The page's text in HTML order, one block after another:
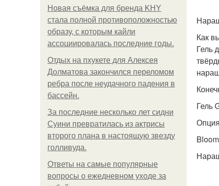
Новая съёмка для бренда KHY
стала полной противоположностью
образу, с которым кайли
ассоциировалась последние годы.
Отдых на пхукете для Алексея
Долматова закончился переломом
ребра после неудачного падения в
бассейн.
За последние несколько лет сидни
Суини превратилась из актрисы
второго плана в настоящую звезду
голливуда.
Ответы на самые популярные
вопросы о ежедневном уходе за
Как
Гель
Гель